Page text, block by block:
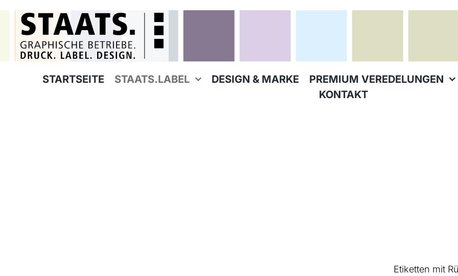
Inhalt
springen
STARTSEITE STAATS.LABEL DESIGN & MARKE
PREMIUM VEREDELUNGEN
KONTAKT
Etiketten mit